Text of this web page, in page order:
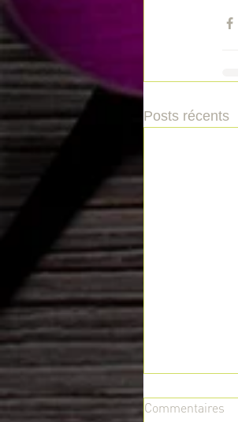
Posts récents
Commentaires